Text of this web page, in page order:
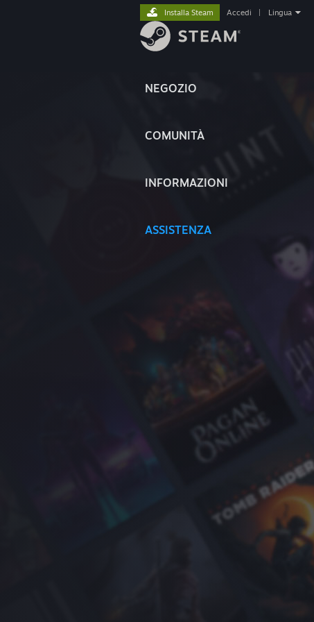
NEGOZIO
COMUNITÀ
INFORMAZIONI
ASSISTENZA
Installa Steam Accedi Lingua